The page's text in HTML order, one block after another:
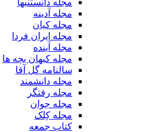
مجله دانستنیها
مجله آدینه
مجله کیان
مجله ایران فردا
مجله آینده
مجله کیهان بچه ها
سالنامه گل آقا
مجله دانشمند
مجله رفتگر
مجله جوان
مجله کِلک
کتاب جمعه